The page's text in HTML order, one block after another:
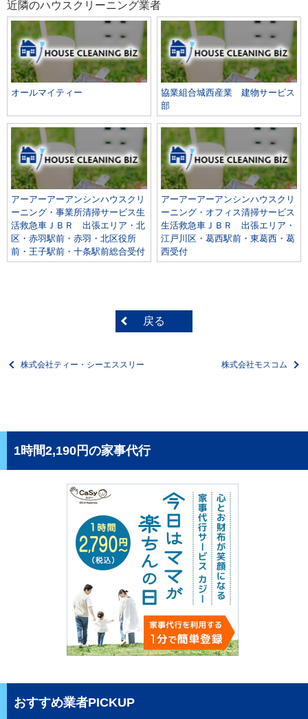
近隣のハウスクリーニング業者
オールマイティー
協業組合城西産業 建物サービス
部
アーアーアーアンシンハウスクリ
ーニング・事業所清掃サービス生
活救急車ＪＢＲ 出張エリア・北
区・赤羽駅前・赤羽・北区役所
前・王子駅前・十条駅前総合受付
アーアーアーアンシンハウスクリ
ーニング・オフィス清掃サービス
生活救急車ＪＢＲ 出張エリア・
江戸川区・葛西駅前・東葛西・葛
西受付
戻る
株式会社ティー・シーエススリー 株式会社モスコム
1時間2,190円の家事代行
おすすめ業者PICKUP